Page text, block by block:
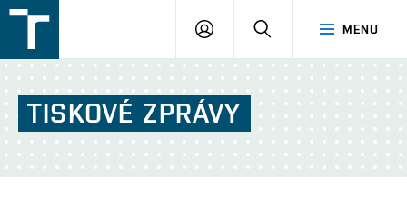
v
Brně
MENU
PŘIHLÁŠENÍ
TISKOVÉ ZPRÁVY